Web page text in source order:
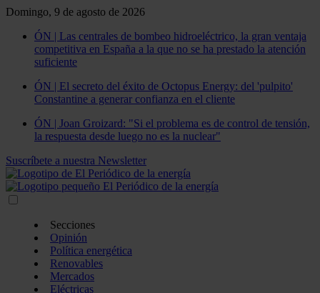
Domingo, 9 de agosto de 2026
ÓN | Las centrales de bombeo hidroeléctrico, la gran ventaja
competitiva en España a la que no se ha prestado la atención
suficiente
ÓN | El secreto del éxito de Octopus Energy: del 'pulpito'
Constantine a generar confianza en el cliente
ÓN | Joan Groizard: "Si el problema es de control de tensión,
la respuesta desde luego no es la nuclear"
Suscríbete a nuestra Newsletter
Secciones
Opinión
Política energética
Renovables
Mercados
Eléctricas